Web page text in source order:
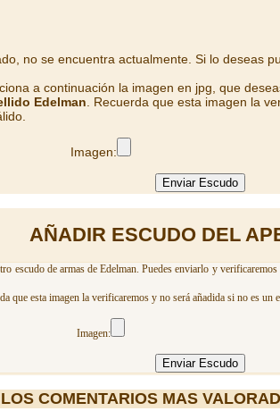
no se encuentra actualmente. Si lo deseas
a continuación la imagen en jpg, que
Edelman . Recuerda que esta imagen la
Imagen:
AÑADIR ESCUDO DEL
escudo de armas de Edelman. Puedes enviarlo y
que esta imagen la verificaremos y no será añadida si no es un
Imagen:
LOS COMENTARIOS MAS